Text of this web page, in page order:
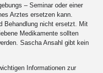
– Seminar oder einer
Arztes ersetzen kann.
Behandlung nicht ersetzt. Mit
Medikamente sollten
Sascha Ansahl gibt kein
Informationen zur